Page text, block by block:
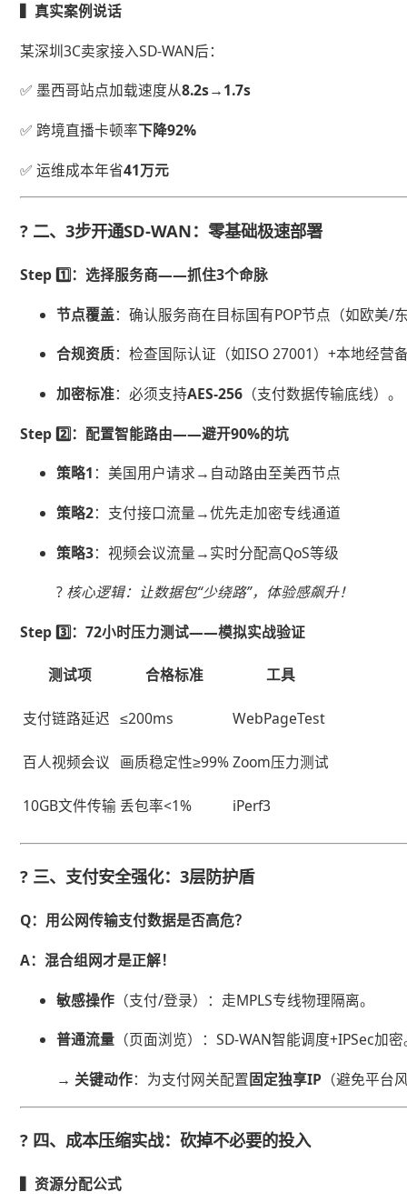
​▍真实案例说话​
某深圳3C卖家接入SD-WAN后：
✅ 墨西哥站点加载速度从​​8.2s→1.7s​
✅ 跨境直播卡顿率​​下降92%​
✅ 运维成本年省​​41万元​
? ​ ​二、3步开通SD-WAN：零基础极速部署​
​Step 1️⃣：选择服务商——抓住3个命脉​
​节点覆盖​：确认服务商在目标国有POP节点（如欧美/
​合规资质​：检查国际认证（如ISO 27001）+本地经营备
​加密标准​​：必须支持​​AES-256​ ​（支付数据传输底线）。
​Step 2️⃣：配置智能路由——避开90%的坑​
​策略1​​：美国用户请求→自动路由至美西节点
​策略2​​：支付接口流量→优先走加密专线通道
​策略3​​：视频会议流量→实时分配高QoS等级
? 核心逻辑：让数据包“少绕路”，体验感飙升！
​Step 3️⃣：72小时压力测试——模拟实战验证​
测试项 合格标准 工具
支付链路延迟 ≤200ms WebPageTest
百人视频会议 画质稳定性≥99%Zoom压力测试
10GB文件传输 丢包率<1% iPerf3
? ​ ​三、支付安全强化：3层防护盾​
​Q：用公网传输支付数据是否高危？​
​A：混合组网才是正解！​
​敏感操作​ ​（支付/登录）：走MPLS专线物理隔离。
​普通流量​ （页面浏览）：SD-WAN智能调度+IPSec加密
​→ 关键动作​​：为支付网关配置​​固定独享IP​ （避免平台
? ​ ​四、成本压缩实战：砍掉不必要的投入​
​▍资源分配公式​